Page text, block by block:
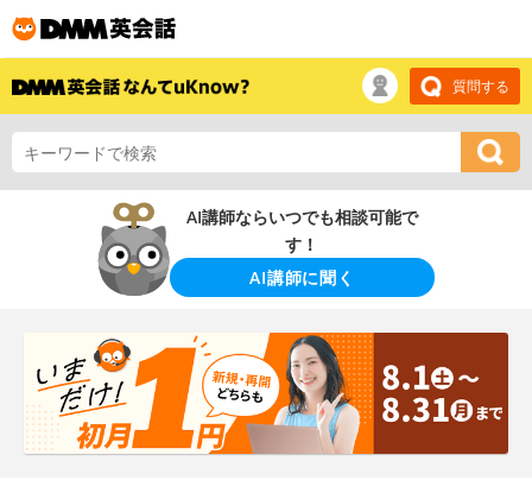
質問する
AI講師ならいつでも相談可能で
す！
AI講師に聞く